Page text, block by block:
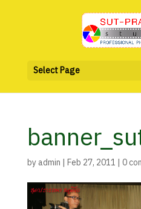
Select Page
byadmin | Feb 27, 2011 | 0